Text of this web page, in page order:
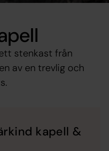
stenkast från
av en trevlig och
kapell &